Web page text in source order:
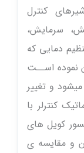
کنترل
سرمایش،
دمایی که
نموده اســت
و تغییر
کنترلر با
کویل های
و مقایسه ی